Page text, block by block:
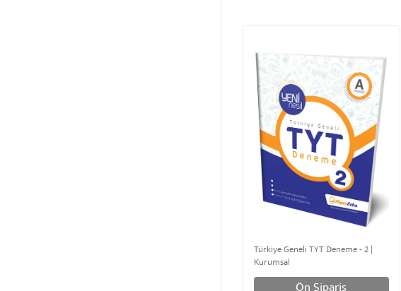
Türkiye Geneli TYT Deneme - 2 |
Kurumsal